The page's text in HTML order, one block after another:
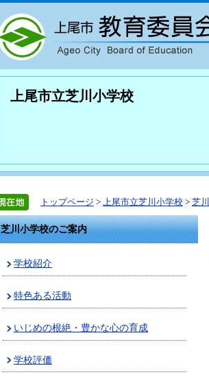
上尾市立芝川小学校
トップページ > 上尾市立芝川小学校 > 芝
芝川小学校のご案内
学校紹介
特色ある活動
いじめの根絶・豊かな心の育成
学校評価